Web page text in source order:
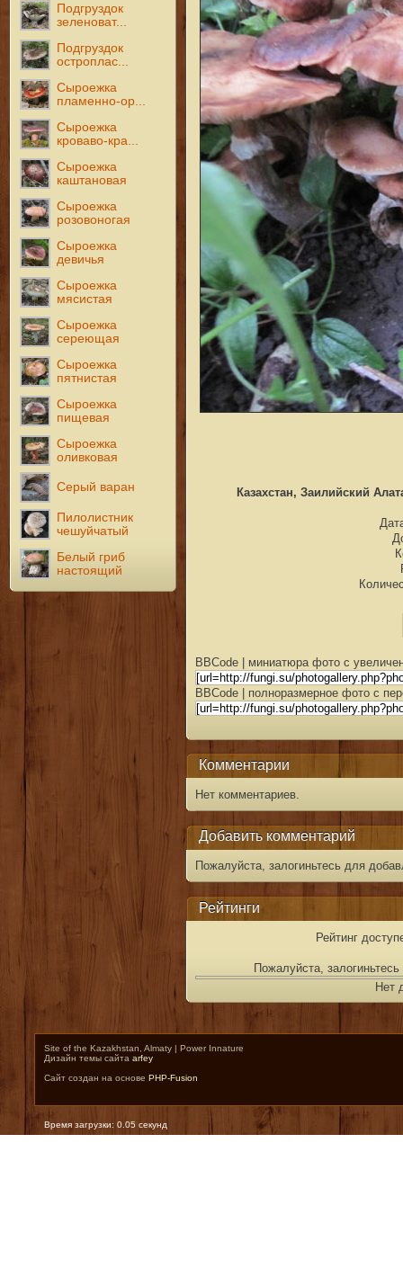
Подгруздок
зеленоват...
Подгруздок
остроплас...
Сыроежка
пламенно-ор...
Сыроежка
кроваво-кра...
Сыроежка
каштановая
Сыроежка
розовоногая
Сыроежка
девичья
Сыроежка
мясистая
Сыроежка
сереющая
Сыроежка
пятнистая
Сыроежка
пищевая
Сыроежка
оливковая
Серый варан
Пилолистник
чешуйчатый
Белый гриб
настоящий
Казахстан, Заилийский
BBCode | миниатюра фото с
BBCode | полноразмерное фото с
Комментарии
Нет комментариев.
Добавить комментарий
Пожалуйста, залогиньтесь для
Рейтинги
Рейтинг
Пожалуйста,
Нет
Site of the Kazakhstan, Almaty | Power Innature
Дизайн темы сайта arfey
Сайт создан на основе PHP-Fusion
Время загрузки: 0.05 секунд